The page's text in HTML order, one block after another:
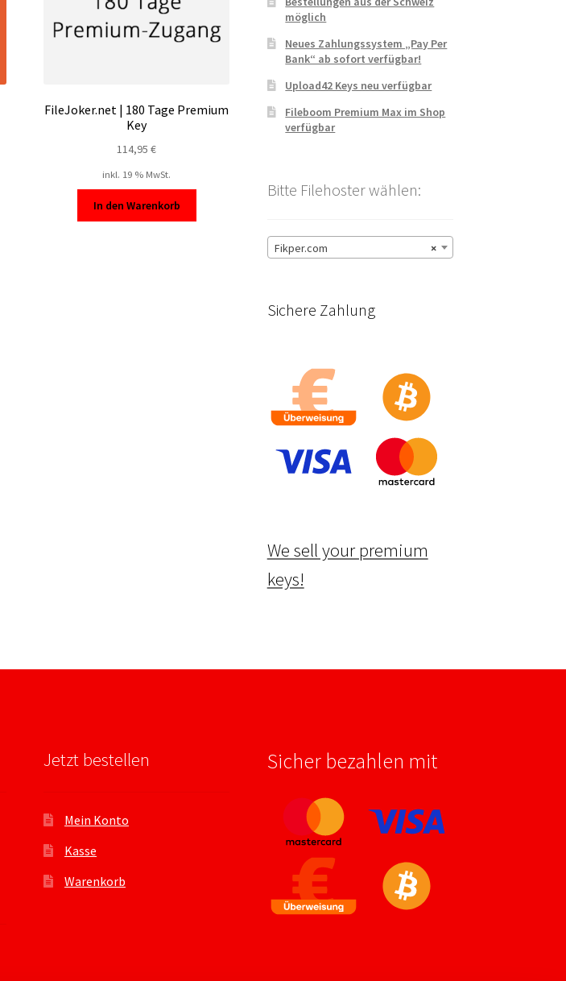
FileJoker.net | 180 Tage Premium
Key
114,95€
inkl. 19 % MwSt.
In den Warenkorb
möglich
Neues Zahlungssystem „Pay Per
Bank“ ab sofort verfügbar!
Upload42 Keys neu verfügbar
Fileboom Premium Max im Shop
verfügbar
Bitte Filehoster wählen:
×
Fikper.com
Sichere Zahlung
We sell your premium
keys!
Jetzt bestellen
Mein Konto
Kasse
Warenkorb
Sicher bezahlen mit